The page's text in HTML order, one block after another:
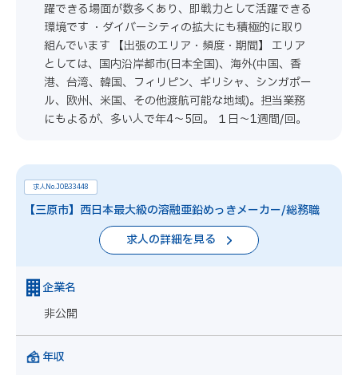
躍できる場面が数多くあり、即戦力として活躍できる
環境です ・ダイバーシティの拡大にも積極的に取り
組んでいます 【出張のエリア・頻度・期間】 エリア
としては、国内沿岸都市(日本全国)、海外(中国、香
港、台湾、韓国、フィリピン、ギリシャ、シンガポー
ル、欧州、米国、その他渡航可能な地域)。担当業務
にもよるが、多い人で年4～5回。 １日～1週間/回。
求人No.JOB33448
【三原市】西日本最大級の溶融亜鉛めっきメーカー/総務職
求人の詳細を見る
企業名
非公開
年収